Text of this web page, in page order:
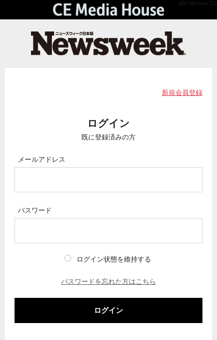
API Version 2.0
新規会員登録
ログイン
既に登録済みの方
メールアドレス
パスワード
ログイン状態を維持する
パスワードを忘れた方はこちら
ログイン